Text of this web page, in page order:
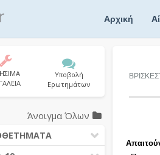
Αρχική
Υποβολή
Ερωτημάτων
Άνοιγμα Όλων